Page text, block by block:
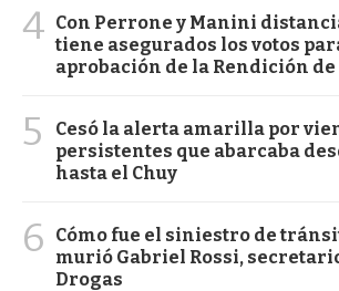
4 Con Perrone y Manini
tiene asegurados los votos
aprobación de la Rendición de
5
Cesó la alerta amarilla por
persistentes que abarcaba
hasta el Chuy
6
Cómo fue el siniestro de
murió Gabriel Rossi,
Drogas